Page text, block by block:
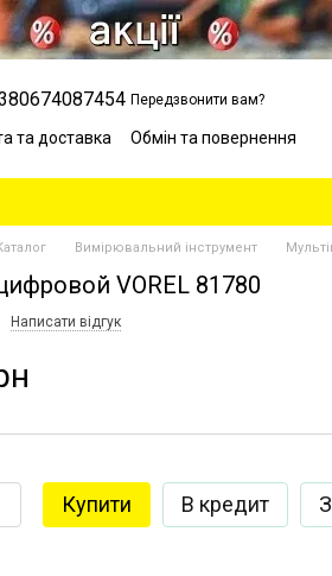
Передзвонити вам?
та доставка
Обмін та повернення
Вимірювальний інструмент
VOREL 81780
Написати відгук
Купити В кредит